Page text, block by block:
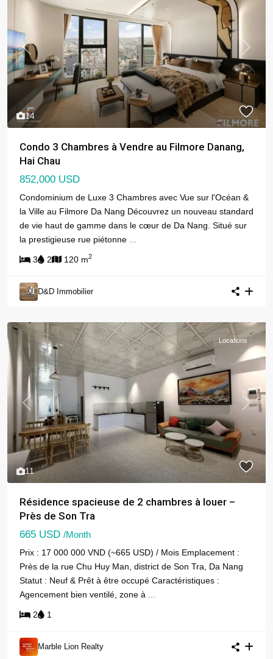
14
Previous Next
Condo 3 Chambres à Vendre au Filmore Danang,
Hai Chau
852,000 USD
Condominium de Luxe 3 Chambres avec Vue sur l'Océan &
la Ville au Filmore Da Nang Découvrez un nouveau standard
de vie haut de gamme dans le cœur de Da Nang. Situé sur
la prestigieuse rue piétonne
3 2 120 m2
D&D Immobilier
11
Previous Next
Locations
Résidence spacieuse de 2 chambres à louer –
Près de Son Tra
665 USD /Month
Prix : 17 000 000 VND (~665 USD) / Mois Emplacement :
Près de la rue Chu Huy Man, district de Son Tra, Da Nang
Statut : Neuf & Prêt à être occupé Caractéristiques :
Agencement bien ventilé, zone à ...
2 1
Marble Lion Realty